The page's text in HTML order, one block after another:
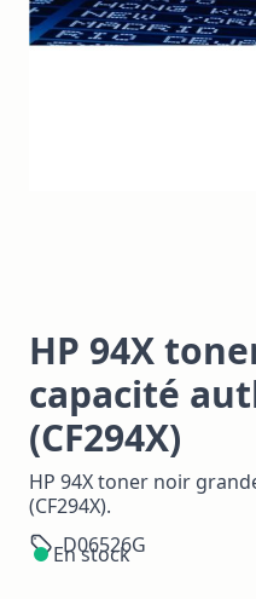
HP 94X
capacité
(CF294X)
HP 94X toner noir
(CF294X).
D06526G
En stock